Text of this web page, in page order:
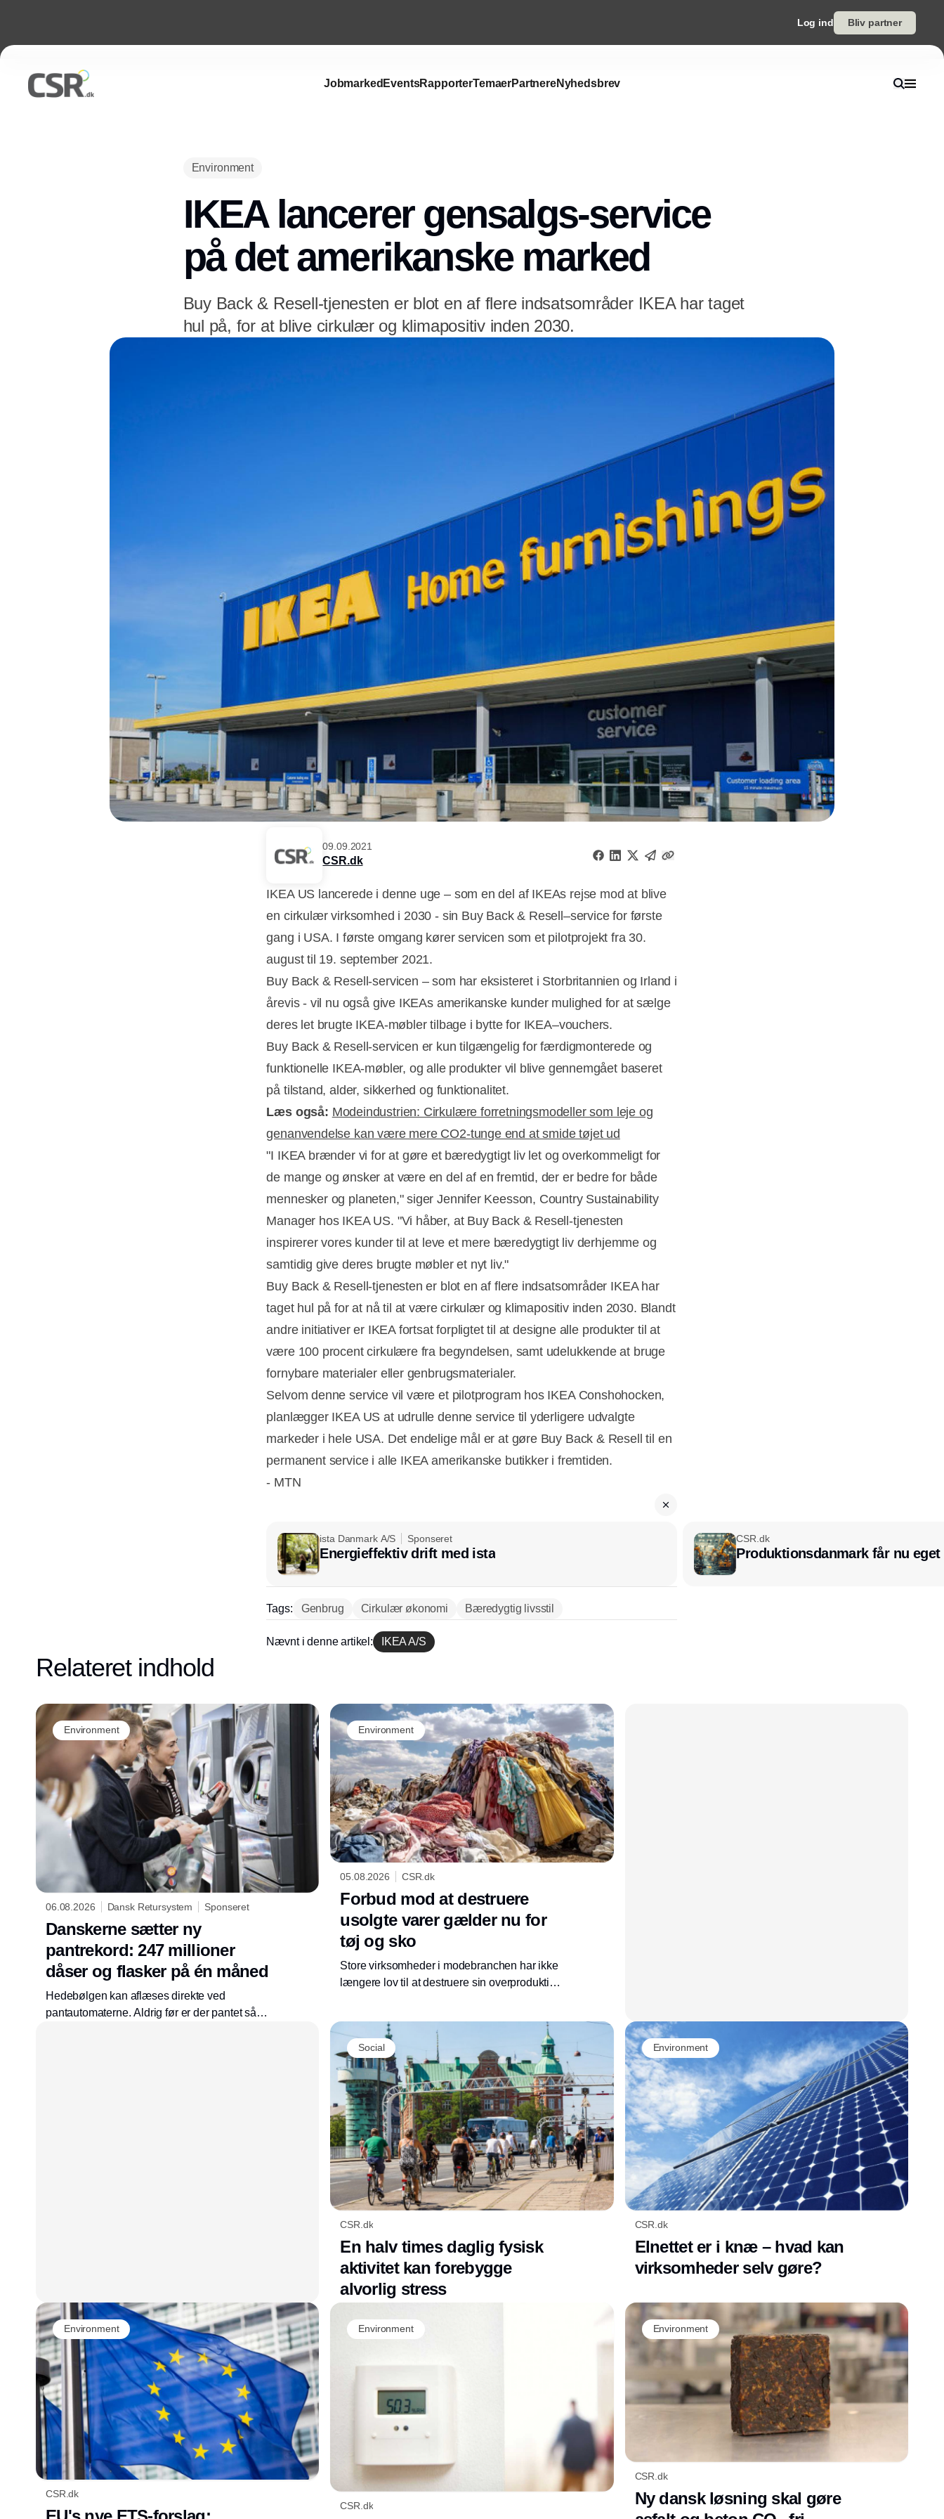
Log ind Bliv partner
Jobmarked EventsRapporterTemaerPartnereNyhedsbrev
Environment
IKEA lancerer gensalgs-service
på det amerikanske marked
Buy Back & Resell-tjenesten er blot en af flere indsatsområder IKEA har taget
hul på, for at blive cirkulær og klimapositiv inden 2030.
09.09.2021
CSR.dk
IKEA US lancerede i denne uge – som en del af IKEAs rejse mod at blive
en cirkulær virksomhed i 2030 - sin Buy Back & Resell–service for første
gang i USA. I første omgang kører servicen som et pilotprojekt fra 30.
august til 19. september 2021.
Buy Back & Resell-servicen – som har eksisteret i Storbritannien og Irland i
årevis - vil nu også give IKEAs amerikanske kunder mulighed for at sælge
deres let brugte IKEA-møbler tilbage i bytte for IKEA–vouchers.
Buy Back & Resell-servicen er kun tilgængelig for færdigmonterede og
funktionelle IKEA-møbler, og alle produkter vil blive gennemgået baseret
på tilstand, alder, sikkerhed og funktionalitet.
Læs også: Modeindustrien: Cirkulære forretningsmodeller som leje og
genanvendelse kan være mere CO2-tunge end at smide tøjet ud
"I IKEA brænder vi for at gøre et bæredygtigt liv let og overkommeligt for
de mange og ønsker at være en del af en fremtid, der er bedre for både
mennesker og planeten," siger Jennifer Keesson, Country Sustainability
Manager hos IKEA US. "Vi håber, at Buy Back & Resell-tjenesten
inspirerer vores kunder til at leve et mere bæredygtigt liv derhjemme og
samtidig give deres brugte møbler et nyt liv."
Buy Back & Resell-tjenesten er blot en af flere indsatsområder IKEA har
taget hul på for at nå til at være cirkulær og klimapositiv inden 2030. Blandt
andre initiativer er IKEA fortsat forpligtet til at designe alle produkter til at
være 100 procent cirkulære fra begyndelsen, samt udelukkende at bruge
fornybare materialer eller genbrugsmaterialer.
Selvom denne service vil være et pilotprogram hos IKEA Conshohocken,
planlægger IKEA US at udrulle denne service til yderligere udvalgte
markeder i hele USA. Det endelige mål er at gøre Buy Back & Resell til en
permanent service i alle IKEA amerikanske butikker i fremtiden.
- MTN
ista Danmark A/S Sponseret
Energieffektiv drift med ista
CSR.dk
Produktionsdanmark får nu eget
Tags: Genbrug Cirkulær økonomi Bæredygtig livsstil
Nævnt i denne artikel: IKEA A/S
Relateret indhold
Environment
06.08.2026 Dansk Retursystem Sponseret
Danskerne sætter ny
pantrekord: 247 millioner
dåser og flasker på én måned
Hedebølgen kan aflæses direkte ved
pantautomaterne. Aldrig før er der pantet så
Environment
05.08.2026 CSR.dk
Forbud mod at destruere
usolgte varer gælder nu for
tøj og sko
Store virksomheder i modebranchen har ikke
længere lov til at destruere sin overproduktion.
virksomhederne længere op i
affaldshierarkiet.
Social
CSR.dk
En halv times daglig fysisk
aktivitet kan forebygge
alvorlig stress
Environment
CSR.dk
Elnettet er i knæ – hvad kan
virksomheder selv gøre?
Environment
CSR.dk
Environment
CSR.dk
Environment
CSR.dk
Ny dansk løsning skal gøre